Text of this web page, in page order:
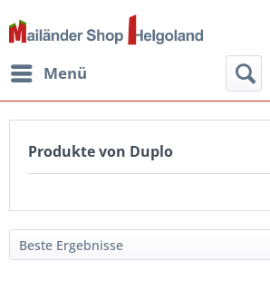
Menü
Produkte von Duplo